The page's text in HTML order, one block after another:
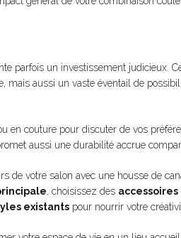
parfois un investissement judicieux.
mais aussi un vaste éventail de
en couture pour discuter de vos
aussi une durabilité accrue
de votre salon avec une housse de
, choisissez des
existants pour nourrir votre